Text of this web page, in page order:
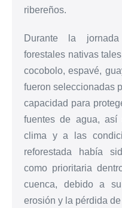
ribereños.
Durante la
forestales nativas
cocobolo, espavé,
fueron seleccionadas
capacidad para
fuentes de agua, así
clima y a las
reforestada había
como prioritaria
cuenca, debido a
erosión y la pérdida